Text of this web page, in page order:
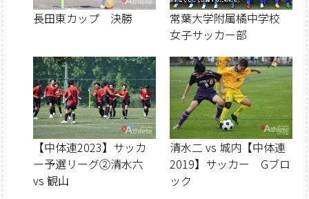
長田東カップ 決勝
常葉大学附属橘中学校
女子サッカー部
【中体連2023】サッカ
ー予選リーグ②清水六
vs 観山
清水二 vs 城内【中体連
2019】サッカー Gブロ
ック